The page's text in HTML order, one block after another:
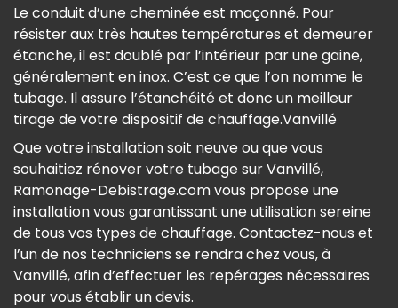
Le conduit d’une cheminée est maçonné. Pour
résister aux très hautes températures et demeurer
étanche, il est doublé par l’intérieur par une gaine,
généralement en inox. C’est ce que l’on nomme le
tubage. Il assure l’étanchéité et donc un meilleur
tirage de votre dispositif de chauffage.Vanvillé
Que votre installation soit neuve ou que vous
souhaitiez rénover votre tubage sur Vanvillé,
Ramonage-Debistrage.com vous propose une
installation vous garantissant une utilisation sereine
de tous vos types de chauffage. Contactez-nous et
l’un de nos techniciens se rendra chez vous, à
Vanvillé, afin d’effectuer les repérages nécessaires
pour vous établir un devis.